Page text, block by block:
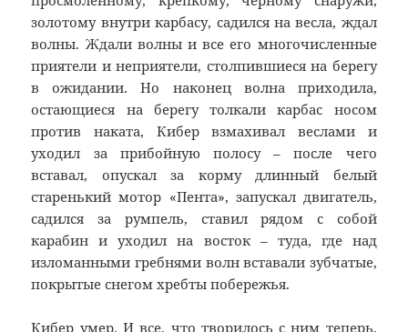
золотому внутри карбасу, садился на весла, ждал
волны. Ждали волны и все его многочисленные
приятели и неприятели, столпившиеся на берегу
в ожидании. Но наконец волна приходила,
остающиеся на берегу толкали карбас носом
против наката, Кибер взмахивал веслами и
уходил за прибойную полосу – после чего
вставал, опускал за корму длинный белый
старенький мотор «Пента», запускал двигатель,
садился за румпель, ставил рядом с собой
карабин и уходил на восток – туда, где над
изломанными гребнями волн вставали зубчатые,
покрытые снегом хребты побережья.
Кибер умер. И все, что творилось с ним теперь,